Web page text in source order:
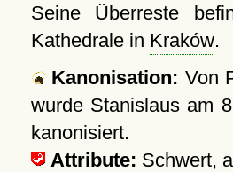
Seine Überreste
Kathedrale in Kraków.
Kanonisation: Von
wurde Stanislaus am
kanonisiert.
Attribute: Schwert,